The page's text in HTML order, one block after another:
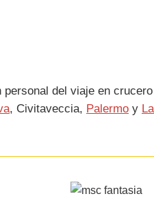
personal del viaje en crucero
, Civitaveccia, Palermo y